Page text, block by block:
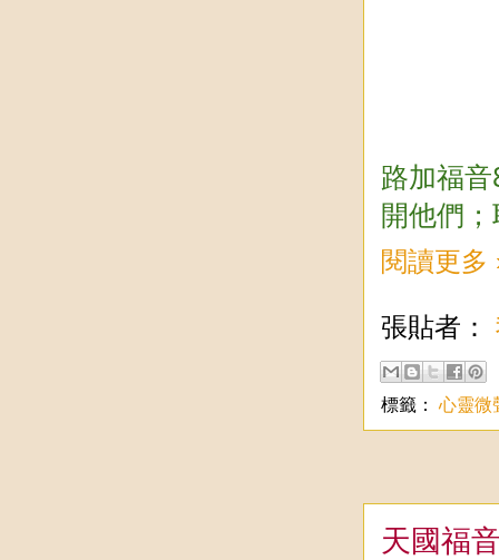
路加福
開他們
閱讀更多
張貼者：
標籤： 心靈微
天國福